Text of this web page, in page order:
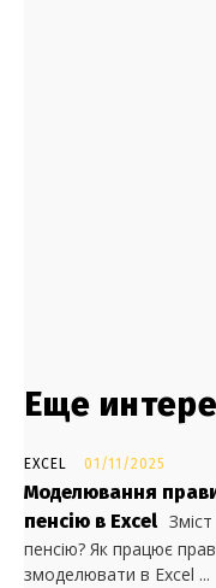
Еще
EXCEL 01/11/2025
Моделювання
пенсію в Excel
пенсію? Як працює
змоделювати в Excel ...